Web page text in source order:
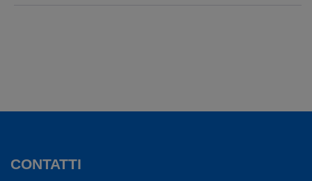
CONTATTI